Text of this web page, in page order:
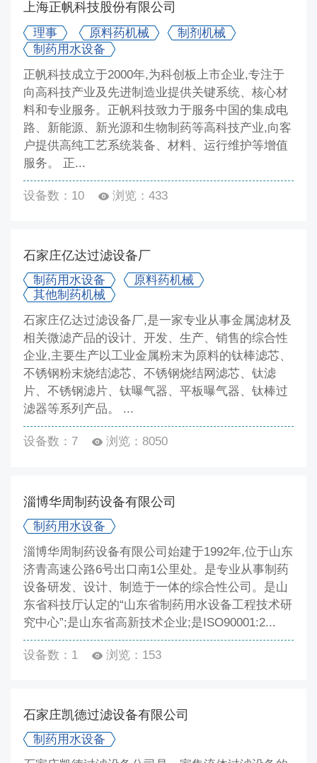
上海正帆科技股份有限公司
理事 原料药机械
制剂机械
制药用水设备
正帆科技成立于2000年,为科创板上市企业,专注于
向高科技产业及先进制造业提供关键系统、核心材
料和专业服务。正帆科技致力于服务中国的集成电
路、新能源、新光源和生物制药等高科技产业,向客
户提供高纯工艺系统装备、材料、运行维护等增值
服务。 正...
设备数：10 浏览：433
石家庄亿达过滤设备厂
制药用水设备
原料药机械
其他制药机械
石家庄亿达过滤设备厂,是一家专业从事金属滤材及
相关微滤产品的设计、开发、生产、销售的综合性
企业,主要生产以工业金属粉末为原料的钛棒滤芯、
不锈钢粉末烧结滤芯、不锈钢烧结网滤芯、钛滤
片、不锈钢滤片、钛曝气器、平板曝气器、钛棒过
滤器等系列产品。 ...
设备数：7 浏览：8050
淄博华周制药设备有限公司
制药用水设备
淄博华周制药设备有限公司始建于1992年,位于山东
济青高速公路6号出口南1公里处。是专业从事制药
设备研发、设计、制造于一体的综合性公司。是山
东省科技厅认定的“山东省制药用水设备工程技术研
究中心”;是山东省高新技术企业;是ISO90001:2...
设备数：1 浏览：153
石家庄凯德过滤设备有限公司
制药用水设备